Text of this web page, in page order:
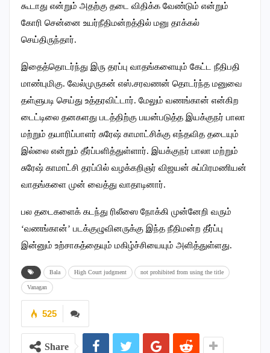
கூடாது என்றும் அதற்கு தடை விதிக்க வேண்டும் என்றும்
கோரி சென்னை உயர்நீதிமன்றத்தில் மனு தாக்கல்
செய்திருந்தார்.
இதைத்தொடர்ந்து இரு தரப்பு வாதங்களையும் கேட்ட நீதிபதி
மாண்புமிகு. வேல்முருகன் எஸ்.சரவணன் தொடர்ந்த மனுவை
தள்ளுபடி செய்து உத்தரவிட்டார். மேலும் வணங்கான் என்கிற
டைட்டிலை தனகளது படத்திற்கு பயன்படுத்த இயக்குநர் பாலா
மற்றும் தயாரிப்பாளர் சுரேஷ் காமாட்சிக்கு எந்தவித தடையும்
இல்லை என்றும் தீர்ப்பளித்துள்ளார். இயக்குநர் பாலா மற்றும்
சுரேஷ் காமாட்சி தரப்பில் வழக்கறிஞர் விஜயன் சுப்பிரமணியன்
வாதங்களை முன் வைத்து வாதாடினார்.
பல தடைகளைக் கடந்து ரிலீஸை நோக்கி முன்னேறி வரும்
‘வணங்கான்’ படக்குழுவினருக்கு இந்த நீதிமன்ற தீர்ப்பு
இன்னும் உற்சாகத்தையும் மகிழ்ச்சியையும் அளித்துள்ளது.
Bala High Court judgment not prohibited from using the title
Vanagan
525
Share